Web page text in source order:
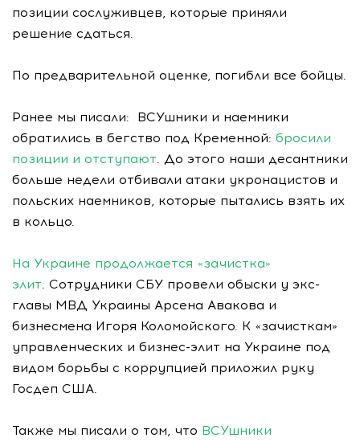
позиции сослуживцев, которые приняли
решение сдаться.
По предварительной оценке, погибли все бойцы.
Ранее мы писали: ВСУшники и наемники
обратились в бегство под Кременной: бросили
позиции и отступают. До этого наши десантники
больше недели отбивали атаки укронацистов и
польских наемников, которые пытались взять их
в кольцо.
На Украине продолжается «зачистка»
элит. Сотрудники СБУ провели обыски у экс-
главы МВД Украины Арсена Авакова и
бизнесмена Игоря Коломойского. К «зачисткам»
управленческих и бизнес-элит на Украине под
видом борьбы с коррупцией приложил руку
Госдеп США.
Также мы писали о том, что ВСУшники